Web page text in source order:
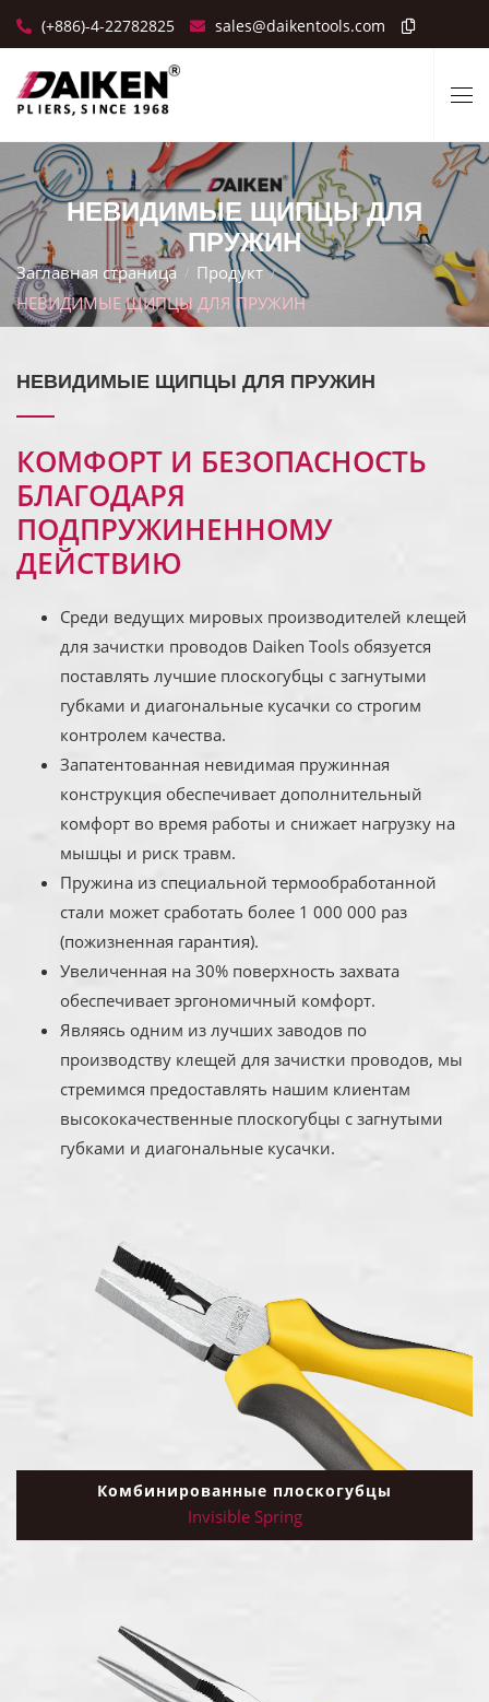
(+886)-4-22782825 sales@daikentools.com
НЕВИДИМЫЕ ЩИПЦЫ ДЛЯ
ПРУЖИН
Заглавная страница
Продукт
НЕВИДИМЫЕ ЩИПЦЫ ДЛЯ ПРУЖИН
НЕВИДИМЫЕ ЩИПЦЫ ДЛЯ ПРУЖИН
КОМФОРТ И БЕЗОПАСНОСТЬ
БЛАГОДАРЯ
ПОДПРУЖИНЕННОМУ
ДЕЙСТВИЮ
Среди ведущих мировых производителей клещей
для зачистки проводов Daiken Tools обязуется
поставлять лучшие плоскогубцы с загнутыми
губками и диагональные кусачки со строгим
контролем качества.
Запатентованная невидимая пружинная
конструкция обеспечивает дополнительный
комфорт во время работы и снижает нагрузку на
мышцы и риск травм.
Пружина из специальной термообработанной
стали может сработать более 1 000 000 раз
(пожизненная гарантия).
Увеличенная на 30% поверхность захвата
обеспечивает эргономичный комфорт.
Являясь одним из лучших заводов по
производству клещей для зачистки проводов, мы
стремимся предоставлять нашим клиентам
высококачественные плоскогубцы с загнутыми
губками и диагональные кусачки.
Комбинированные плоскогубцы
Invisible Spring